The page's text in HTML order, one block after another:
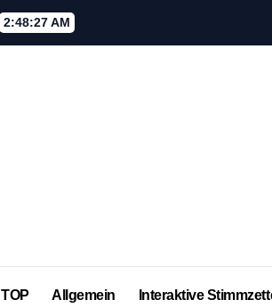
2:48:28 AM
TOP Allgemein Interaktive